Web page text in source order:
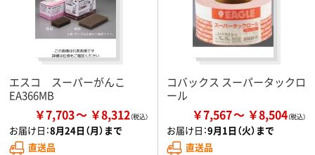
エスコ スーパーがんこ
EA366MB
￥7,703 ￥8,312
お届け日：8月24日（月）まで
直送品
コバックス スーパータックロ
ール
￥7,567 ￥8,504
お届け日：9月1日（火）まで
直送品